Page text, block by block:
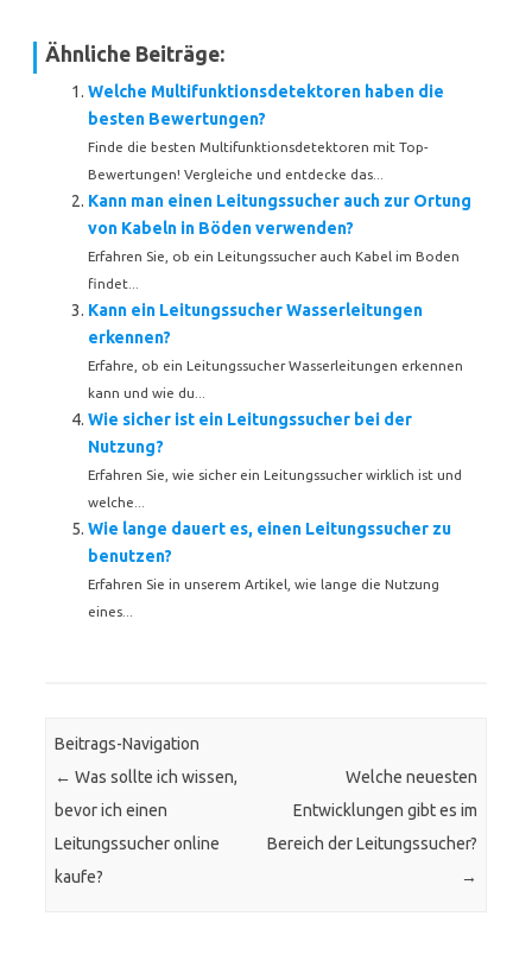
Ähnliche Beiträge:
Welche Multifunktionsdetektoren haben die
besten Bewertungen?
Finde die besten Multifunktionsdetektoren mit Top-
Bewertungen! Vergleiche und entdecke das...
Kann man einen Leitungssucher auch zur Ortung
von Kabeln in Böden verwenden?
Erfahren Sie, ob ein Leitungssucher auch Kabel im Boden
findet...
Kann ein Leitungssucher Wasserleitungen
erkennen?
Erfahre, ob ein Leitungssucher Wasserleitungen erkennen
kann und wie du...
Wie sicher ist ein Leitungssucher bei der
Nutzung?
Erfahren Sie, wie sicher ein Leitungssucher wirklich ist und
welche...
Wie lange dauert es, einen Leitungssucher zu
benutzen?
Erfahren Sie in unserem Artikel, wie lange die Nutzung
eines...
Beitrags-Navigation
← Was sollte ich wissen,
bevor ich einen
Leitungssucher online
kaufe?
Welche neuesten
Entwicklungen gibt es im
Bereich der Leitungssucher?
→